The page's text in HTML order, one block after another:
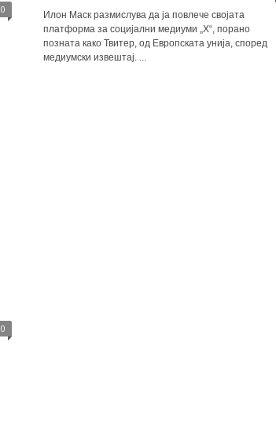
0
Илон Маск размислува да ја повлече својата
платформа за социјални медиуми „Х“, порано
позната како Твитер, од Европската унија, според
медиумски извештај. ...
0